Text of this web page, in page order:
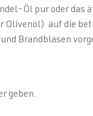
Öl pur oder das
auf die
Brandblasen
geben.